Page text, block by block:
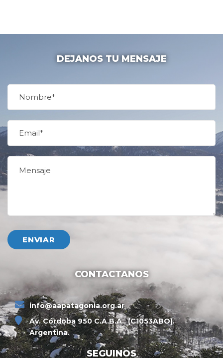
DEJANOS TU MENSAJE
CONTACTANOS
info@aapatagonia.org.ar
Av. Córdoba 950 C.A.B.A., (C1053ABO).
Argentina.
SEGUINOS